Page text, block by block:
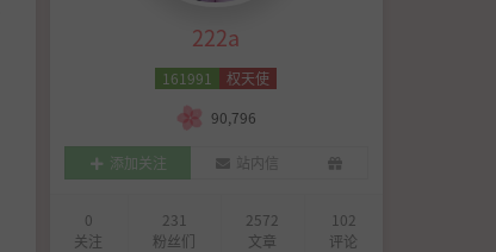
222a
161991
权天使
90,796
添加关注 站内信
0
关注
231
粉丝们
2572
文章
102
评论